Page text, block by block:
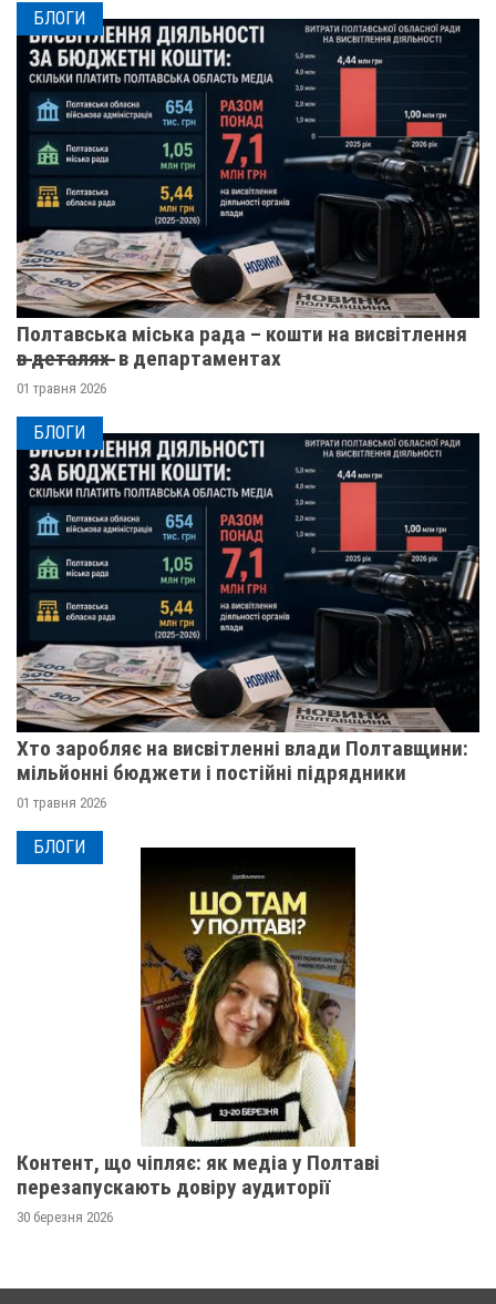
БЛОГИ
Полтавська міська рада – кошти на висвітлення
в̶ ̶д̶е̶т̶а̶л̶я̶х̶ ̶ в департаментах
01 травня 2026
БЛОГИ
Хто заробляє на висвітленні влади Полтавщини:
мільйонні бюджети і постійні підрядники
01 травня 2026
БЛОГИ
Контент, що чіпляє: як медіа у Полтаві
перезапускають довіру аудиторії
30 березня 2026